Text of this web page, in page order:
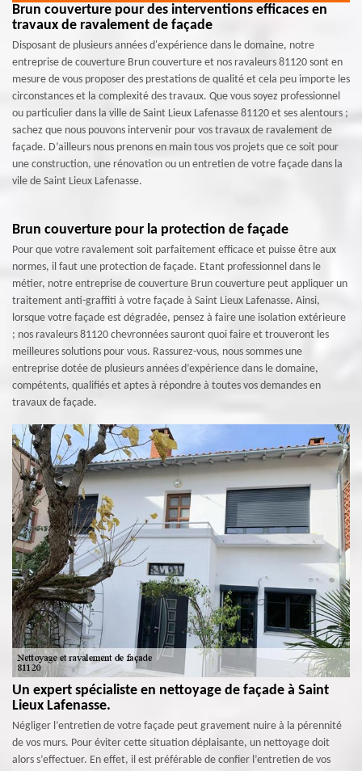
Brun couverture pour des interventions efficaces en
travaux de ravalement de façade
Disposant de plusieurs années d'expérience dans le domaine, notre
entreprise de couverture Brun couverture et nos ravaleurs 81120 sont en
mesure de vous proposer des prestations de qualité et cela peu importe les
circonstances et la complexité des travaux. Que vous soyez professionnel
ou particulier dans la ville de Saint Lieux Lafenasse 81120 et ses alentours ;
sachez que nous pouvons intervenir pour vos travaux de ravalement de
façade. D’ailleurs nous prenons en main tous vos projets que ce soit pour
une construction, une rénovation ou un entretien de votre façade dans la
vile de Saint Lieux Lafenasse.
Brun couverture pour la protection de façade
Pour que votre ravalement soit parfaitement efficace et puisse être aux
normes, il faut une protection de façade. Etant professionnel dans le
métier, notre entreprise de couverture Brun couverture peut appliquer un
traitement anti-graffiti à votre façade à Saint Lieux Lafenasse. Ainsi,
lorsque votre façade est dégradée, pensez à faire une isolation extérieure
; nos ravaleurs 81120 chevronnées sauront quoi faire et trouveront les
meilleures solutions pour vous. Rassurez-vous, nous sommes une
entreprise dotée de plusieurs années d’expérience dans le domaine,
compétents, qualifiés et aptes à répondre à toutes vos demandes en
travaux de façade.
Un expert spécialiste en nettoyage de façade à Saint
Lieux Lafenasse.
Négliger l’entretien de votre façade peut gravement nuire à la pérennité
de vos murs. Pour éviter cette situation déplaisante, un nettoyage doit
alors s’effectuer. En effet, il est préférable de confier l’entretien de vos